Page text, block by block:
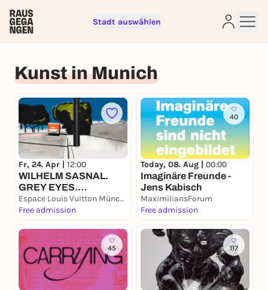
Stadt auswählen
Kunst in Munich
Fr, 24. Apr | 12:00
WILHELM SASNAL.
GREY EYES.
SELECTED WORKS
FROM THE
Espace Louis Vuitton München
Free admission
40
Today, 08. Aug | 00:00
Imaginäre Freunde -
Jens Kabisch
MaximiliansForum
Free admission
45 117
Sign up for free and get started
right away
To like events, follow pages, or participate in
lotteries, you need a free Rausgegangen account.
REGISTER FOR FREE NOW
You already have an account?Log in now